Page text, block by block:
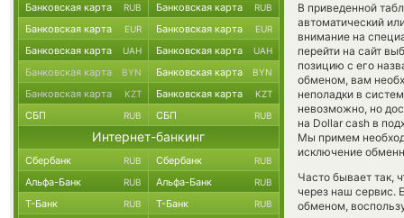
В приведенной
автоматический
внимание на
перейти на сайт
позицию с его
обменом, вам
неполадки в
невозможно, но
на Dollar cash в
Мы примем
исключение
Часто бывает так,
через наш сервис.
обменом,
Банковская карта RUB Банковская карта RUB
Банковская карта EUR Банковская карта EUR
Банковская карта UAH Банковская карта UAH
Банковская карта BYN Банковская карта BYN
Банковская карта KZT Банковская карта KZT
СБП RUB СБП RUB
Интернет-банкинг
Сбербанк RUB Сбербанк RUB
Альфа-Банк RUB Альфа-Банк RUB
Т-Банк RUB Т-Банк RUB